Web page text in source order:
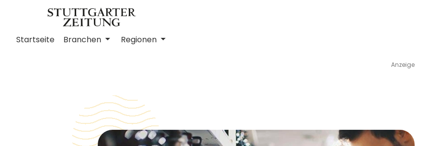
Startseite Branchen Regionen
Anzeige